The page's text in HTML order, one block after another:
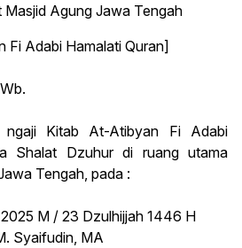
Masjid Agung Jawa Tengah
Fi Adabi Hamalati Quran]
Kitab At-Atibyan Fi Adabi
Shalat Dzuhur di ruang utama
Tengah, pada :
M / 23 Dzulhijjah 1446 H
Syaifudin, MA